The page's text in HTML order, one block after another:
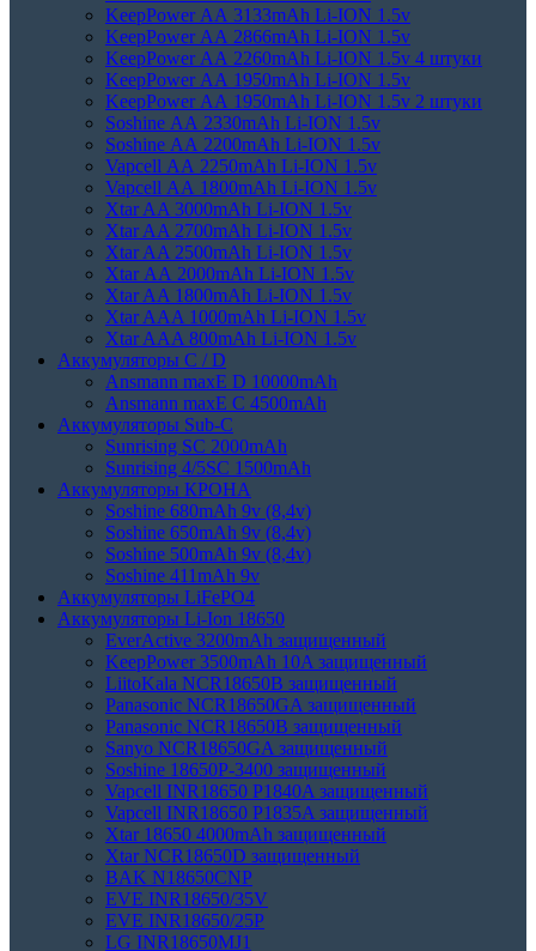
KeepPower АА 3133mAh Li-ION 1.5v
KeepPower АА 2866mAh Li-ION 1.5v
KeepPower АА 2260mAh Li-ION 1.5v 4 штуки
KeepPower АА 1950mAh Li-ION 1.5v
KeepPower АА 1950mAh Li-ION 1.5v 2 штуки
Soshine АА 2330mAh Li-ION 1.5v
Soshine АА 2200mAh Li-ION 1.5v
Vapcell АА 2250mAh Li-ION 1.5v
Vapcell АА 1800mAh Li-ION 1.5v
Xtar AA 3000mAh Li-ION 1.5v
Xtar AA 2700mAh Li-ION 1.5v
Xtar AA 2500mAh Li-ION 1.5v
Xtar АА 2000mAh Li-ION 1.5v
Xtar AA 1800mAh Li-ION 1.5v
Xtar AAA 1000mAh Li-ION 1.5v
Xtar AAA 800mAh Li-ION 1.5v
Аккумуляторы C / D
Ansmann maxE D 10000mAh
Ansmann maxE С 4500mAh
Аккумуляторы Sub-C
Sunrising SC 2000mAh
Sunrising 4/5SC 1500mAh
Аккумуляторы КРОНА
Soshine 680mAh 9v (8,4v)
Soshine 650mAh 9v (8,4v)
Soshine 500mAh 9v (8,4v)
Soshine 411mAh 9v
Аккумуляторы LiFePO4
Аккумуляторы Li-Ion 18650
EverActive 3200mAh защищенный
KeepPower 3500mAh 10A защищенный
LiitoKala NCR18650B защищенный
Panasonic NCR18650GA защищенный
Panasonic NCR18650B защищенный
Sanyo NCR18650GA защищенный
Soshine 18650P-3400 защищенный
Vapcell INR18650 P1840A защищенный
Vapcell INR18650 P1835A защищенный
Xtar 18650 4000mAh защищенный
Xtar NCR18650D защищенный
BAK N18650CNP
EVE INR18650/35V
EVE INR18650/25P
LG INR18650MJ1